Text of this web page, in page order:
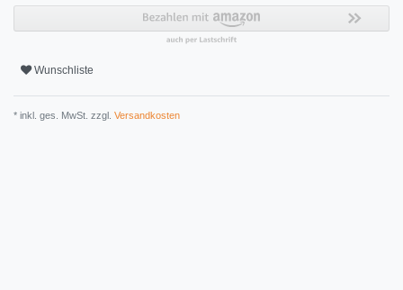
Wunschliste
* inkl. ges. MwSt. zzgl. Versandkosten